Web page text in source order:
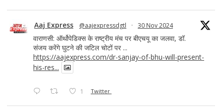
Aaj Express @aajexpressdgtl · 30 Nov 2024
वाराणसी: ऑर्थोपेडिक्स के राष्ट्रीय मंच पर बीएचयू का जलवा, डॉ.
संजय करेंगे घुटने की जटिल चोटों पर ...
https://aajexpress.com/dr-sanjay-of-bhu-will-present-
his-res...
1 Twitter